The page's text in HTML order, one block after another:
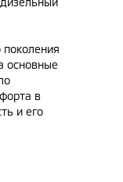
поколения
основные
в
и его